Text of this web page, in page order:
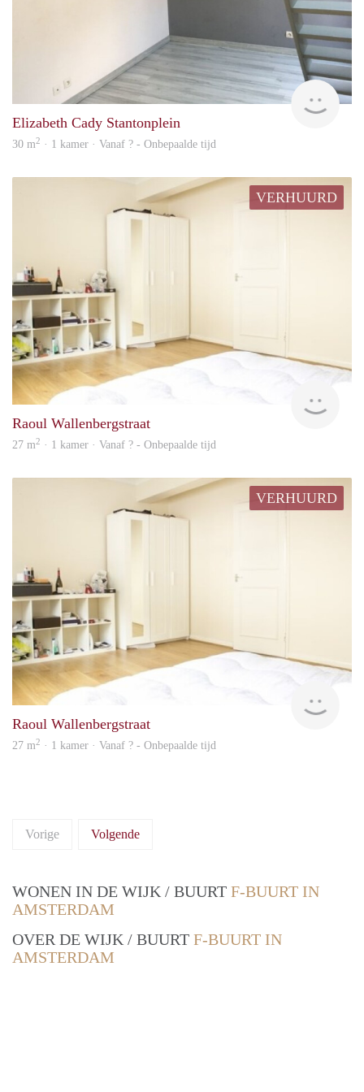
Elizabeth Cady Stantonplein
30 m2 · 1 kamer · Vanaf ? - Onbepaalde tijd
VERHUURD
Raoul Wallenbergstraat
27 m2 · 1 kamer · Vanaf ? - Onbepaalde tijd
VERHUURD
Raoul Wallenbergstraat
27 m2 · 1 kamer · Vanaf ? - Onbepaalde tijd
Vorige Volgende
WONEN IN DE WIJK / BUURT F-BUURT IN
AMSTERDAM
OVER DE WIJK / BUURT F-BUURT IN
AMSTERDAM